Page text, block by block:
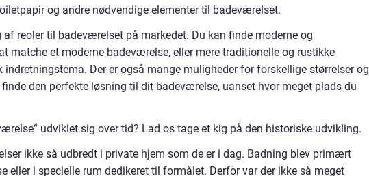
og andre nødvendige elementer til badeværelset.
af reoler til badeværelset på markedet. Du kan finde moderne og
matche et moderne badeværelse, eller mere traditionelle og rustikke
Der er også mange muligheder for forskellige størrelser og
den perfekte løsning til dit badeværelse, uanset hvor meget plads du
udviklet sig over tid? Lad os tage et kig på den historiske udvikling.
ikke så udbredt i private hjem som de er i dag. Badning blev primært
eller i specielle rum dedikeret til formålet. Derfor var der ikke så meget